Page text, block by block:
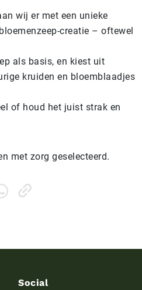
wij er met een unieke
creatie – oftewel
als basis, en kiest uit
kruiden en bloemblaadjes
of houd het juist strak en
met zorg geselecteerd.
Social